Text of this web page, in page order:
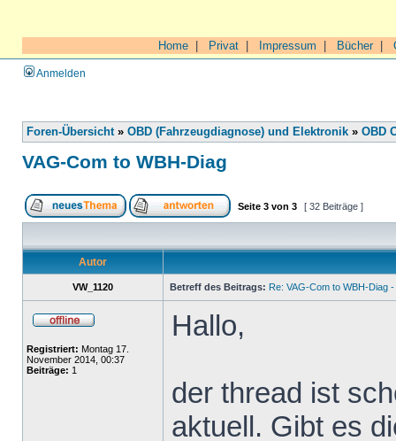
Home Privat Impressum Bücher|
Anmelden
Foren-Übersicht» OBD (Fahrzeugdiagnose) und Elektronik » OBD
VAG-Com to WBH-Diag
Seite 3 von 3 [ 32 Beiträge ]
Autor
VW_1120 Betreff des Beitrags: Re: VAG-Com to WBH-Diag
Registriert: Montag 17.
November 2014, 00:37
Beiträge: 1
Hallo,
der thread ist
aktuell. Gibt es